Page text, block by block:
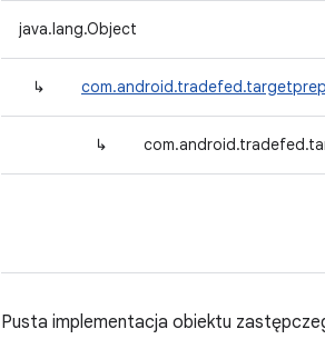
java.lang.Object
↳
↳
Pusta implementacja obiektu